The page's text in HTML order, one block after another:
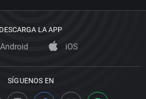
DESCARGA LA APP
Android iOS
SÍGUENOS EN